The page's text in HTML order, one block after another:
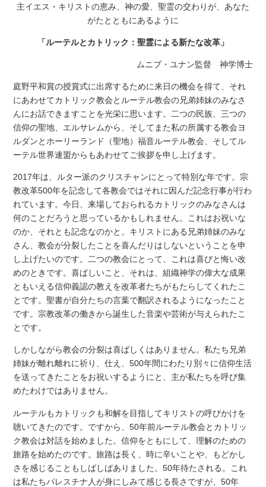
主イエス・キリストの恵み、神の愛、聖霊の交わりが、あなた
がたとともにあるように
「ルーテルとカトリック：聖霊による新たな改革」
ムニブ・ユナン監督 神学博士
庭野平和賞の授賞式に出席するために来日の機会を得て、それ
にあわせてカトリック教会とルーテル教会の兄弟姉妹のみなさ
んにお話できますことを光栄に思います。二つの民族、三つの
信仰の聖地、エルサレムから、そしてまた私の所属する教会ヨ
ルダンとホーリーランド（聖地）福音ルーテル教会、そしてル
ーテル世界連盟からもあわせてご挨拶を申し上げます。
2017年は、ルター派のクリスチャンにとって特別な年です。宗
教改革500年を記念して各教会ではそれに因んだ記念行事が行わ
れています。今日、来場しておられるカトリックのみなさんは
何のことだろうと思っているかもしれません。これはお祝いな
のか、それとも記念なのかと。キリストにある兄弟姉妹のみな
さん、教会が分裂したことを喜んだりはしないということを申
し上げたいのです。二つの教会にとって、これは喜びと悔い改
めのときです。喜ばしいこと、それは、組織神学の偉大な成果
ともいえる信仰義認の教えを改革者たちがもたらしてくれたこ
とです。聖書が自分たちの言葉で翻訳されるようになったこと
です。宗教改革の働きから誕生した音楽や芸術が与えられたこ
とです。
しかしながら教会の分裂は喜ばしくはありません。私たち兄弟
姉妹が離れ離れに祈り、仕え、500年間にわたり別々に信仰生活
を送ってきたことをお祝いするようにと、主が私たちを呼び集
めたわけではありません。
ルーテルもカトリックも和解を目指してキリストの呼びかけを
聴いてきたのです。ですから、50年前ルーテル教会とカトリッ
ク教会は対話を始めました。信仰をともにして、理解のための
旅路を始めたのです。旅路は長く、時に辛いことや、もどかし
さを感じることもしばしばありました。50年待たされる。これ
は私たちパレスチナ人が身にしみて感じる長さですが、50年